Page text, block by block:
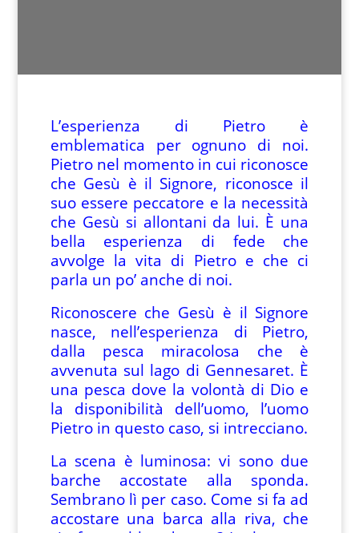
L’esperienza di Pietro è
emblematica per ognuno di noi.
Pietro nel momento in cui riconosce
che Gesù è il Signore, riconosce il
suo essere peccatore e la necessità
che Gesù si allontani da lui. È una
bella esperienza di fede che
avvolge la vita di Pietro e che ci
parla un po’ anche di noi.
Riconoscere che Gesù è il Signore
nasce, nell’esperienza di Pietro,
dalla pesca miracolosa che è
avvenuta sul lago di Gennesaret. È
una pesca dove la volontà di Dio e
la disponibilità dell’uomo, l’uomo
Pietro in questo caso, si intrecciano.
La scena è luminosa: vi sono due
barche accostate alla sponda.
Sembrano lì per caso. Come si fa ad
accostare una barca alla riva, che